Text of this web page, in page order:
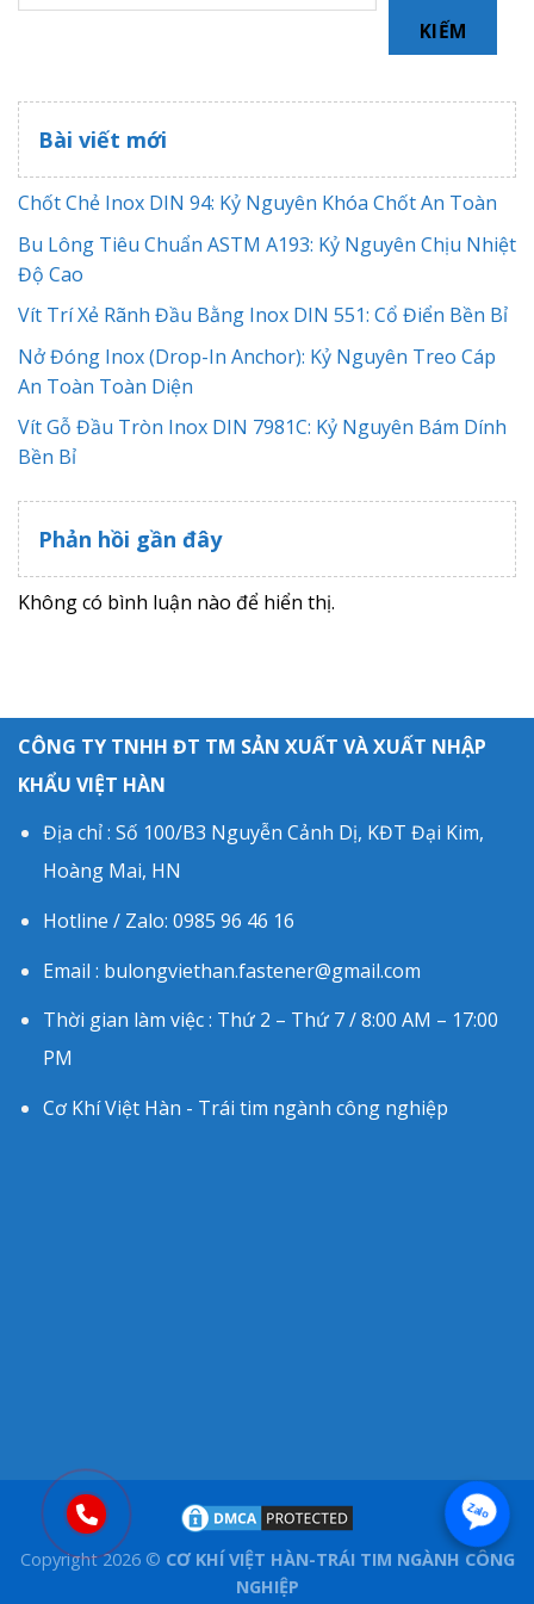
KIẾM
Bài viết mới
Chốt Chẻ Inox DIN 94: Kỷ Nguyên Khóa Chốt An Toàn
Bu Lông Tiêu Chuẩn ASTM A193: Kỷ Nguyên Chịu Nhiệt
Độ Cao
Vít Trí Xẻ Rãnh Đầu Bằng Inox DIN 551: Cổ Điển Bền Bỉ
Nở Đóng Inox (Drop-In Anchor): Kỷ Nguyên Treo Cáp
An Toàn Toàn Diện
Vít Gỗ Đầu Tròn Inox DIN 7981C: Kỷ Nguyên Bám Dính
Bền Bỉ
Phản hồi gần đây
Không có bình luận nào để hiển thị.
CÔNG TY TNHH ĐT TM SẢN XUẤT VÀ XUẤT NHẬP
KHẨU VIỆT HÀN
Địa chỉ : Số 100/B3 Nguyễn Cảnh Dị, KĐT Đại Kim,
Hoàng Mai, HN
Hotline / Zalo: 0985 96 46 16
Email : bulongviethan.fastener@gmail.com
Thời gian làm việc : Thứ 2 – Thứ 7 / 8:00 AM – 17:00
PM
Cơ Khí Việt Hàn - Trái tim ngành công nghiệp
Copyright 2026 © CƠ KHÍ VIỆT HÀN-TRÁI TIM NGÀNH CÔNG
NGHIỆP
Zalo